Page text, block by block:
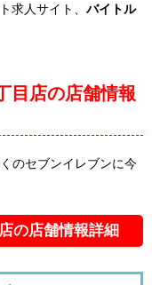
求人サイト、 バイトル
目店の店舗情報
のセブンイレブンに今
の店舗情報詳細